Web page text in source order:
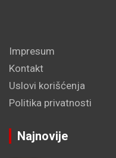
Impresum
Kontakt
Uslovi korišćenja
Politika privatnosti
Najnovije